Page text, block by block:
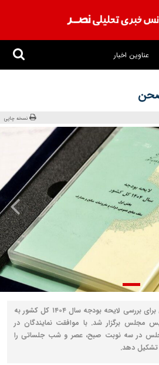
عناوین اخبار
نسخه چاپی
نصر: اولین جلسه علنی مجلس برای بررسی لایحه بودجه سال ۱۴۰۴ کل کشور به
مجلس برگزار شد. با موافقت نمایندگان در
در سه نوبت صبح، عصر و شب جلساتی را